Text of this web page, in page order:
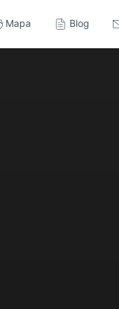
Mapa Blog